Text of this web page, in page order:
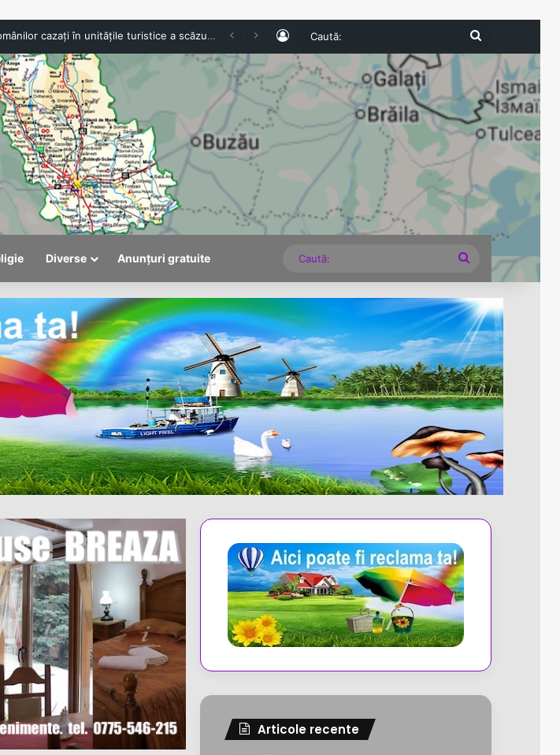
ANPC a aplicat amenzi de peste 300.000 de lei la Bâlea Lac. Produse expirate și nereguli grave descoperite la comercianți Log In Caută:
Diverse Anunțuri gratuite Caută:
Articole recente